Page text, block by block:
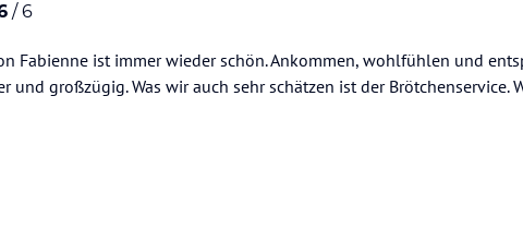
/ 6
Fabienne ist immer wieder schön. Ankommen, wohlfühlen und
und großzügig. Was wir auch sehr schätzen ist der Brötchenservice.